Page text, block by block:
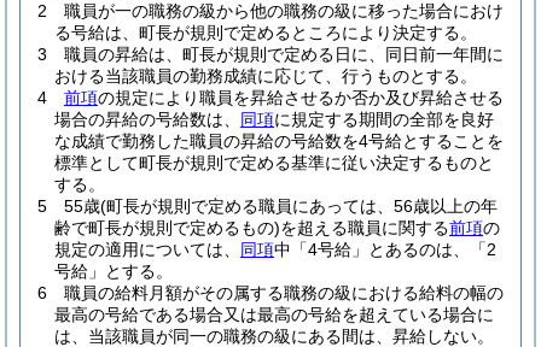
2
職員が一の職務の級から他の職務の級に移った場合におけ
る号給は、町長が規則で定めるところにより決定する。
3
職員の昇給は、町長が規則で定める日に、同日前一年間に
おける当該職員の勤務成績に応じて、行うものとする。
4
前項の規定により職員を昇給させるか否か及び昇給させる
場合の昇給の号給数は、 同項に規定する期間の全部を良好
な成績で勤務した職員の昇給の号給数を4号給とすることを
標準として町長が規則で定める基準に従い決定するものと
する。
5
55歳(町長が規則で定める職員にあっては、56歳以上の年
齢で町長が規則で定めるもの)を超える職員に関する前項の
規定の適用については、 同項中「4号給」とあるのは、「2
号給」とする。
6
職員の給料月額がその属する職務の級における給料の幅の
最高の号給である場合又は最高の号給を超えている場合に
は、当該職員が同一の職務の級にある間は、昇給しない。